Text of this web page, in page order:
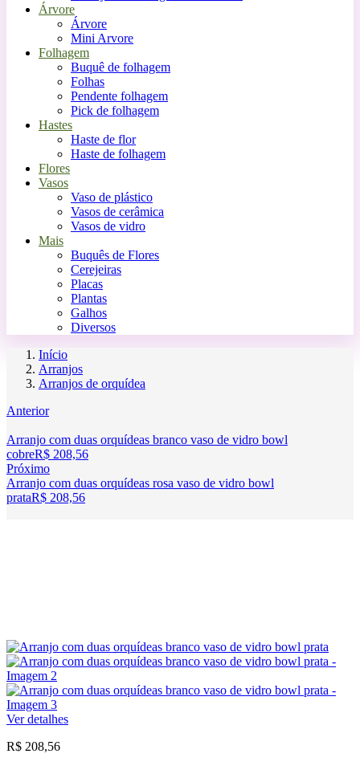
Árvore
Árvore
Mini Arvore
Folhagem
Buquê de folhagem
Folhas
Pendente folhagem
Pick de folhagem
Hastes
Haste de flor
Haste de folhagem
Flores
Vasos
Vaso de plástico
Vasos de cerâmica
Vasos de vidro
Mais
Buquês de Flores
Cerejeiras
Placas
Plantas
Galhos
Diversos
Início
Arranjos
Arranjos de orquídea
Anterior
Arranjo com duas orquídeas branco vaso de vidro bowl
cobreR$ 208,56
Próximo
Arranjo com duas orquídeas rosa vaso de vidro bowl
prataR$ 208,56
Ver detalhes
R$ 208,56